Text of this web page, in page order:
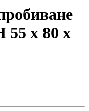
55 x 80 x